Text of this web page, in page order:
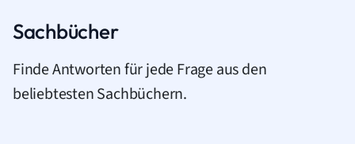
Sachbücher
Finde Antworten für jede Frage aus den
beliebtesten Sachbüchern.